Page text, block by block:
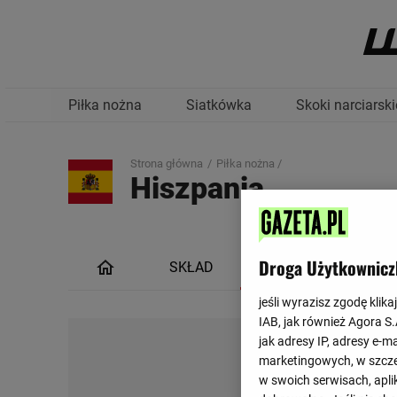
Piłka nożna Siatkówka Skoki
Strona główna Piłka nożna /
Hiszpania
SKŁAD TERMINARZ
Droga
jeśli wyrazisz zgodę
IAB, jak również Agora
jak adresy IP, adresy e-
marketingowych, w
w swoich serwisach,